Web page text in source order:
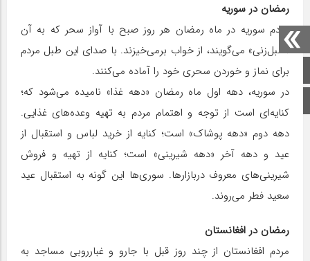
صفحه اصلی
اینستاگرام
رمضان در سوریه
مردم سوریه در ماه رمضان هر روز صبح با آواز سحر که به آن
«طبل‌زنی» می‌گویند، از خواب برمی‌خیزند. با صدای این طبل مردم
برای نماز و خوردن سحری خود را آماده می‌کنند.
در سوریه، دهه اول ماه رمضان «دهه غذا» نامیده می‌شود که؛
کنایه‌ای است از توجه و اهتمام مردم به تهیه وعده‌های غذایی.
دهه دوم «دهه پوشاک» است؛ کنایه از خرید لباس و استقبال از
عید و دهه آخر «دهه شیرینی» است؛ کنایه از تهیه و فروش
شیرینی‌های معروف دربازارها. سوری‌ها این گونه به استقبال عید
سعید فطر می‌روند.
رمضان در افغانستان
مردم افغانستان از چند روز قبل با جارو و غبارروبی مساجد به